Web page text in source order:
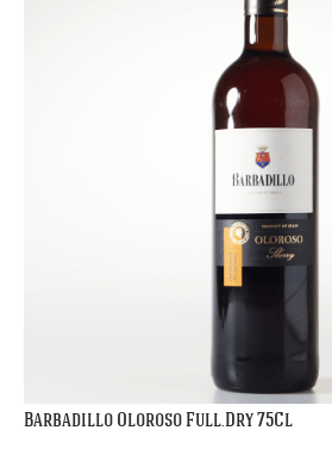
Barbadillo Oloroso Full.Dry 75Cl